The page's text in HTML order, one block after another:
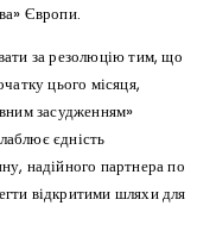
Європи.
за резолюцію тим, що
цього місяця,
засудженням»
єдність
надійного партнера по
відкритими шляхи для